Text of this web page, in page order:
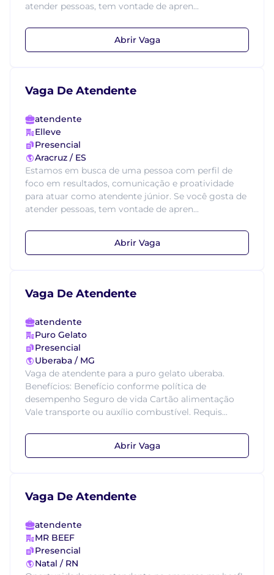
atender pessoas, tem vontade de apren...
Abrir Vaga
Vaga De Atendente
atendente
Elleve
Presencial
Aracruz / ES
Estamos em busca de uma pessoa com perfil de
foco em resultados, comunicação e proatividade
para atuar como atendente júnior. Se você gosta de
atender pessoas, tem vontade de apren...
Abrir Vaga
Vaga De Atendente
atendente
Puro Gelato
Presencial
Uberaba / MG
Vaga de atendente para a puro gelato uberaba.
Benefícios: Benefício conforme política de
desempenho Seguro de vida Cartão alimentação
Vale transporte ou auxílio combustível. Requis...
Abrir Vaga
Vaga De Atendente
atendente
MR BEEF
Presencial
Natal / RN